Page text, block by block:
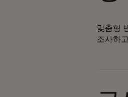
맞춤형
조사하